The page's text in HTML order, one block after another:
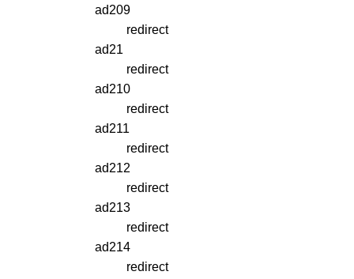
ad209
redirect
ad21
redirect
ad210
redirect
ad211
redirect
ad212
redirect
ad213
redirect
ad214
redirect